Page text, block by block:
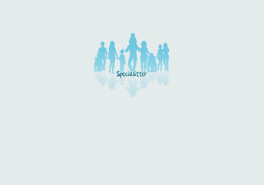
Unsere Arbeitgeber in